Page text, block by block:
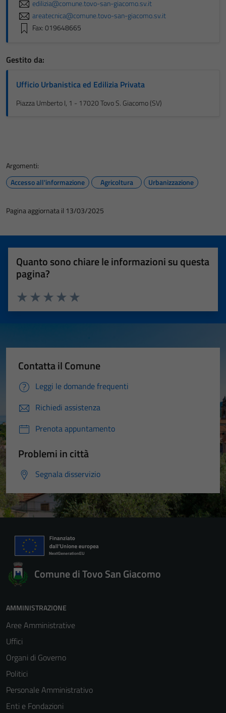
edilizia@comune.tovo-san-giacomo.sv.it
areatecnica@comune.tovo-san-giacomo.sv.it
Fax: 019648665
Gestito da:
Ufficio Urbanistica ed Edilizia Privata
Piazza Umberto I, 1 - 17020 Tovo S. Giacomo (SV)
Argomenti:
Accesso all'informazione
Agricoltura Urbanizzazione
Pagina aggiornata il 13/03/2025
Quanto sono chiare le informazioni su questa
pagina?
Valuta 5 stelle su 5
Valuta 4 stelle su 5
Valuta 3 stelle su 5
Valuta 2 stelle su 5
Valuta 1 stelle su 5
Contatta il Comune
Leggi le domande frequenti
Richiedi assistenza
Prenota appuntamento
Problemi in città
Segnala disservizio
Comune di Tovo San Giacomo
AMMINISTRAZIONE
Aree Amministrative
Uffici
Organi di Governo
Politici
Personale Amministrativo
Enti e Fondazioni